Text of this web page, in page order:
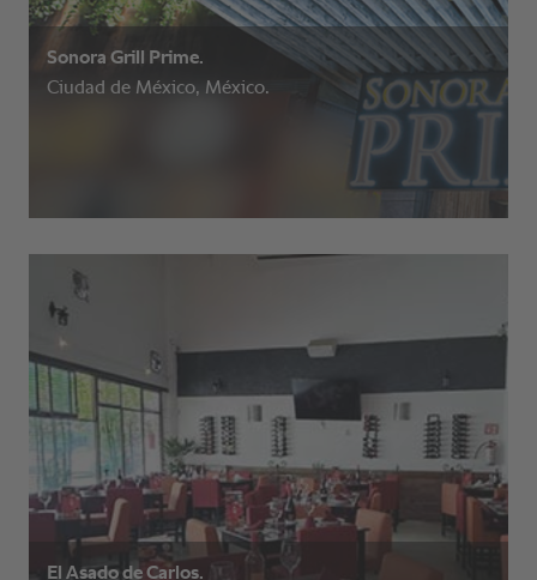
Sonora Grill Prime.
Ciudad de México, México.
El Asado de Carlos.